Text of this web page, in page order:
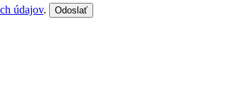
údajov. Odoslať